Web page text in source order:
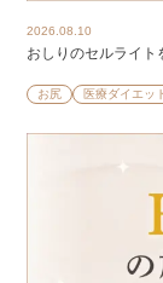
2026.08.10
おしりのセルライト
お尻 医療ダイエッ